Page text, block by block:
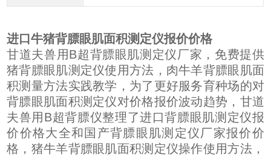
进口牛猪背膘眼肌面积测定仪报价价格
甘道夫兽用B超背膘眼肌测定仪厂家，免费提供
猪背膘眼肌测定仪使用方法，肉牛羊背膘眼肌面
积测量方法实践教学，为了更好服务育种场的对
背膘眼肌面积测定仪对价格报价波动趋势，甘道
夫兽用B超背膘仪整理了进口背膘眼肌测定仪报
价价格大全和国产背膘眼肌测定仪厂家报价价
格，猪牛羊背膘眼肌面积测定仪操作使用方法，